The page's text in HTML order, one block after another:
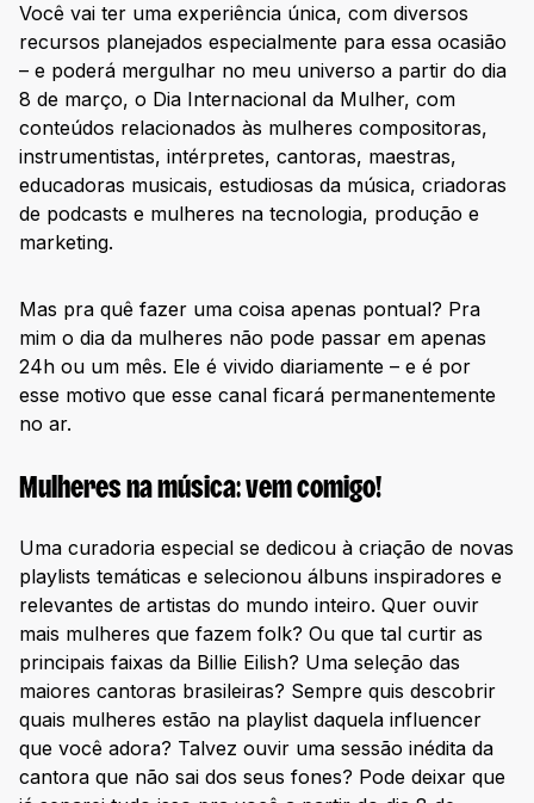
Você vai ter uma experiência única, com diversos
recursos planejados especialmente para essa ocasião
– e poderá mergulhar no meu universo a partir do dia
8 de março, o Dia Internacional da Mulher, com
conteúdos relacionados às mulheres compositoras,
instrumentistas, intérpretes, cantoras, maestras,
educadoras musicais, estudiosas da música, criadoras
de podcasts e mulheres na tecnologia, produção e
marketing.
Mas pra quê fazer uma coisa apenas pontual? Pra
mim o dia da mulheres não pode passar em apenas
24h ou um mês. Ele é vivido diariamente – e é por
esse motivo que esse canal ficará permanentemente
no ar.
Mulheres na música: vem comigo!
Uma curadoria especial se dedicou à criação de novas
playlists temáticas e selecionou álbuns inspiradores e
relevantes de artistas do mundo inteiro. Quer ouvir
mais mulheres que fazem folk? Ou que tal curtir as
principais faixas da Billie Eilish? Uma seleção das
maiores cantoras brasileiras? Sempre quis descobrir
quais mulheres estão na playlist daquela influencer
que você adora? Talvez ouvir uma sessão inédita da
cantora que não sai dos seus fones? Pode deixar que